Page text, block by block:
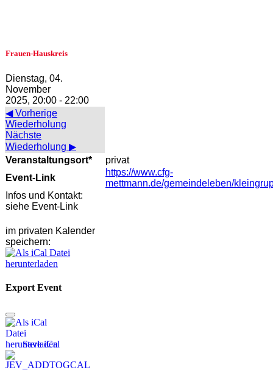
Frauen-Hauskreis
Dienstag, 04.
November
2025, 20:00 - 22:00
◀ Vorherige
Wiederholung
Nächste
Wiederholung ▶
Veranstaltungsort*
privat
Event-Link
https://www.cfg-
mettmann.de/gemeindeleben/
Infos und Kontakt:
siehe Event-Link
im privaten Kalender
speichern:
Export Event
Save iCal